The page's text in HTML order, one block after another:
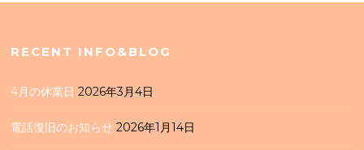
RECENT INFO&BLOG
4月の休業日 2026年3月4日
電話復旧のお知らせ 2026年1月14日